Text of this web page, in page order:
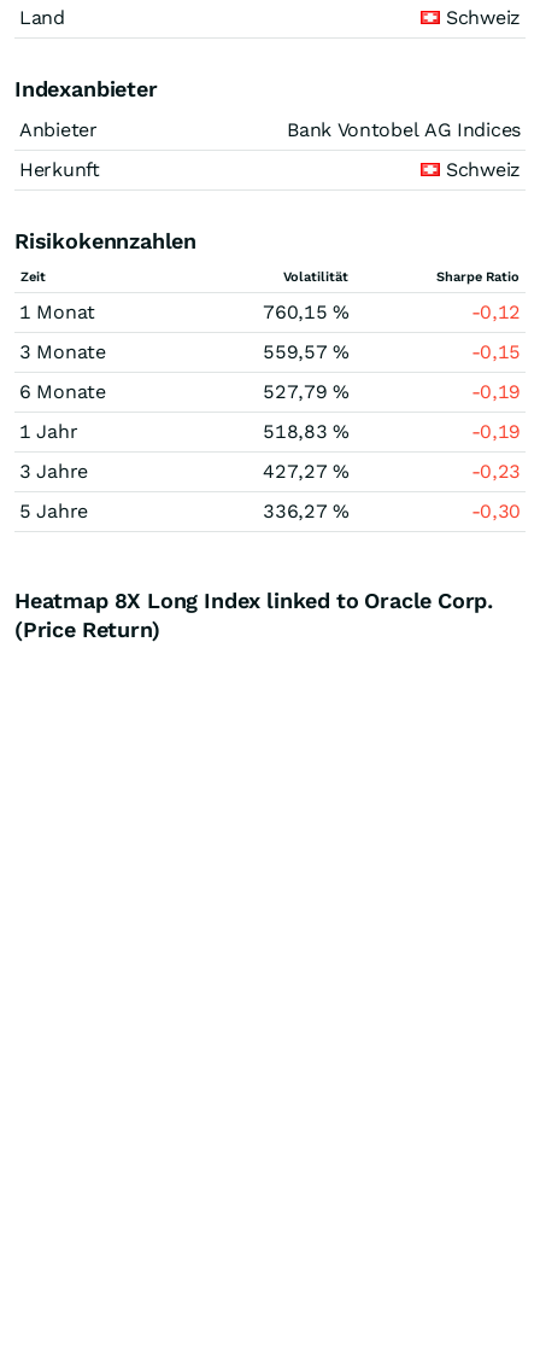
Land Schweiz
Indexanbieter
Anbieter
Bank Vontobel AG Indices
Herkunft
Schweiz
Risikokennzahlen
Zeit Volatilität Sharpe Ratio
1 Monat 760,15 %
-0,12
3 Monate
559,57 %
-0,15
6 Monate
527,79 %
-0,19
1 Jahr
518,83 %
-0,19
3 Jahre
427,27 %
-0,23
5 Jahre
336,27 % -0,30
Heatmap 8X Long Index linked to Oracle Corp.
(Price Return)